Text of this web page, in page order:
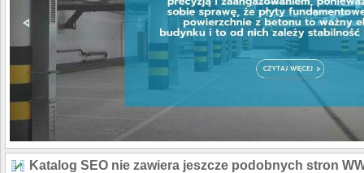
Katalog SEO nie zawiera jeszcze podobnych stron